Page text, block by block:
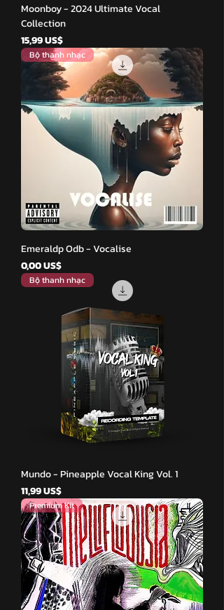
Moonboy - 2024 Ultimate Vocal
Collection
Giá
15,99 US$
Bộ thanh nhạc
Emeraldp Odb - Vocalise
Giá
0,00 US$
Bộ thanh nhạc
Mundo - Pineapple Vocal King Vol. 1
Giá
11,99 US$
Premium Kit